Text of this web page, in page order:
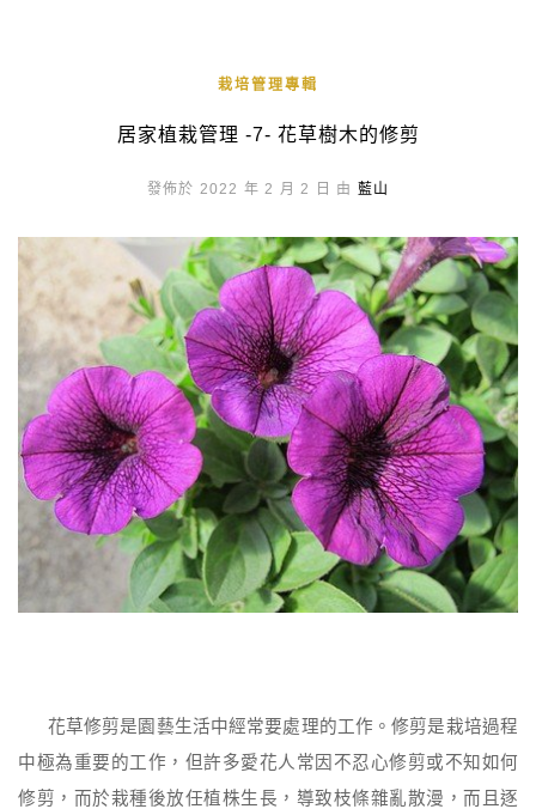
栽培管理專輯
居家植栽管理 -7- 花草樹木的修剪
發佈於 2022 年 2 月 2 日 由 藍山
花草修剪是園藝生活中經常要處理的工作。修剪是栽培過程
中極為重要的工作，但許多愛花人常因不忍心修剪或不知如何
修剪，而於栽種後放任植株生長，導致枝條雜亂散漫，而且逐